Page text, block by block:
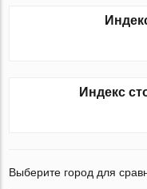
Индекс
Выберите город для